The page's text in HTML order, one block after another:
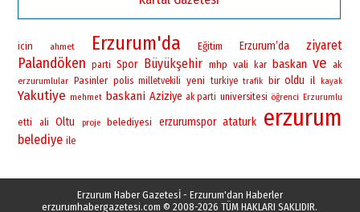
icin ahmet Erzurum'da Eğitim Erzurum’da ziyaret
Palandöken parti Spor Büyükşehir mhp vali kar baskan ve ak
erzurumlular Pasinler polis milletvekili yeni turkiye trafik bir oldu il kayak
Yakutiye mehmet baskani Aziziye ak parti universitesi öğrenci Erzurumlu
etti ali Oltu proje belediyesi erzurumspor ataturk erzurum
belediye ile
Erzurum Haber Gazetesİ - Erzurum'dan Haberler
erzurumhabergazetesi.com © 2008-2026 TÜM HAKLARI SAKLIDIR.